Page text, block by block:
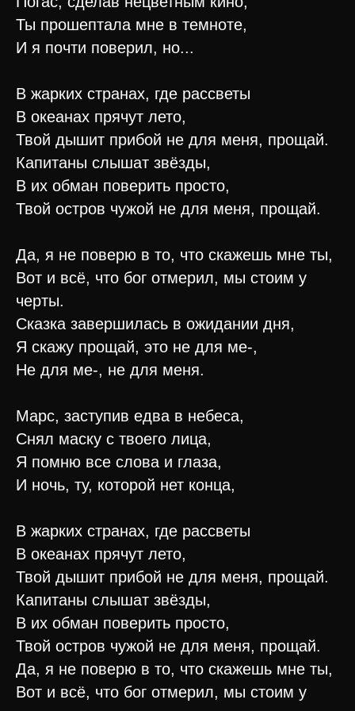
Ты прошептала мне в темноте,
И я почти поверил, но...
В жарких странах, где рассветы
В океанах прячут лето,
Твой дышит прибой не для меня, прощай.
Капитаны слышат звёзды,
В их обман поверить просто,
Твой остров чужой не для меня, прощай.
Да, я не поверю в то, что скажешь мне ты,
Вот и всё, что бог отмерил, мы стоим у
черты.
Сказка завершилась в ожидании дня,
Я скажу прощай, это не для ме-,
Не для ме-, не для меня.
Марс, заступив едва в небеса,
Снял маску с твоего лица,
Я помню все слова и глаза,
И ночь, ту, которой нет конца,
В жарких странах, где рассветы
В океанах прячут лето,
Твой дышит прибой не для меня, прощай.
Капитаны слышат звёзды,
В их обман поверить просто,
Твой остров чужой не для меня, прощай.
Да, я не поверю в то, что скажешь мне ты,
Вот и всё, что бог отмерил, мы стоим у